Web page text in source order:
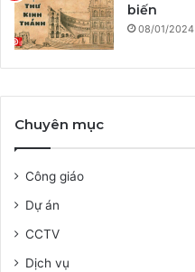
biến
08/01/2024
Chuyên mục
Công giáo
Dự án
CCTV
Dịch vụ